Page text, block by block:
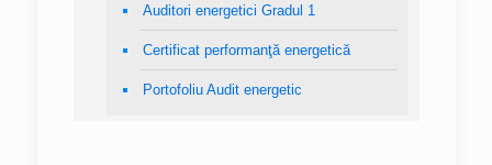
Auditori energetici Gradul 1
Certificat performanţă energetică
Portofoliu Audit energetic